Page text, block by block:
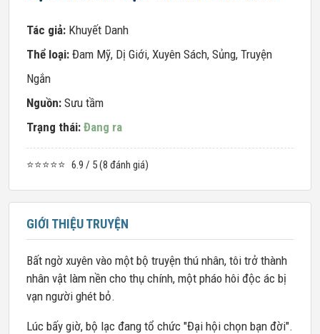
Tác giả: Khuyết Danh
Thể loại: Đam Mỹ, Dị Giới, Xuyên Sách, Sủng, Truyện
Ngắn
Nguồn: Sưu tầm
Trạng thái: Đang ra
⭐⭐⭐⭐⭐ 6.9 / 5 (8 đánh giá)
GIỚI THIỆU TRUYỆN
Bất ngờ xuyên vào một bộ truyện thú nhân, tôi trở thành
nhân vật làm nền cho thụ chính, một pháo hôi độc ác bị
vạn người ghét bỏ.
Lúc bấy giờ, bộ lạc đang tổ chức "Đại hội chọn bạn đời".